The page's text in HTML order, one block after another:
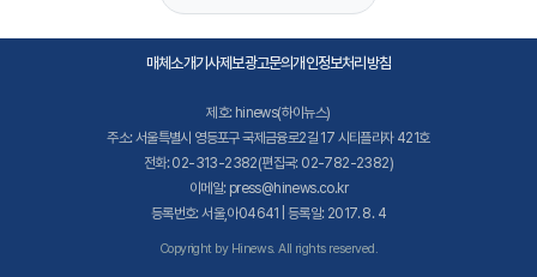
매체소개기사제보광고문의개인정보처리방침
제호: hinews(하이뉴스)
주소: 서울특별시 영등포구 국제금융로2길 17 시티플라자 421호
전화: 02-313-2382(편집국: 02-782-2382)
이메일: press@hinews.co.kr
등록번호: 서울,아04641 | 등록일: 2017. 8. 4
Copyright by Hinews. All rights reserved.